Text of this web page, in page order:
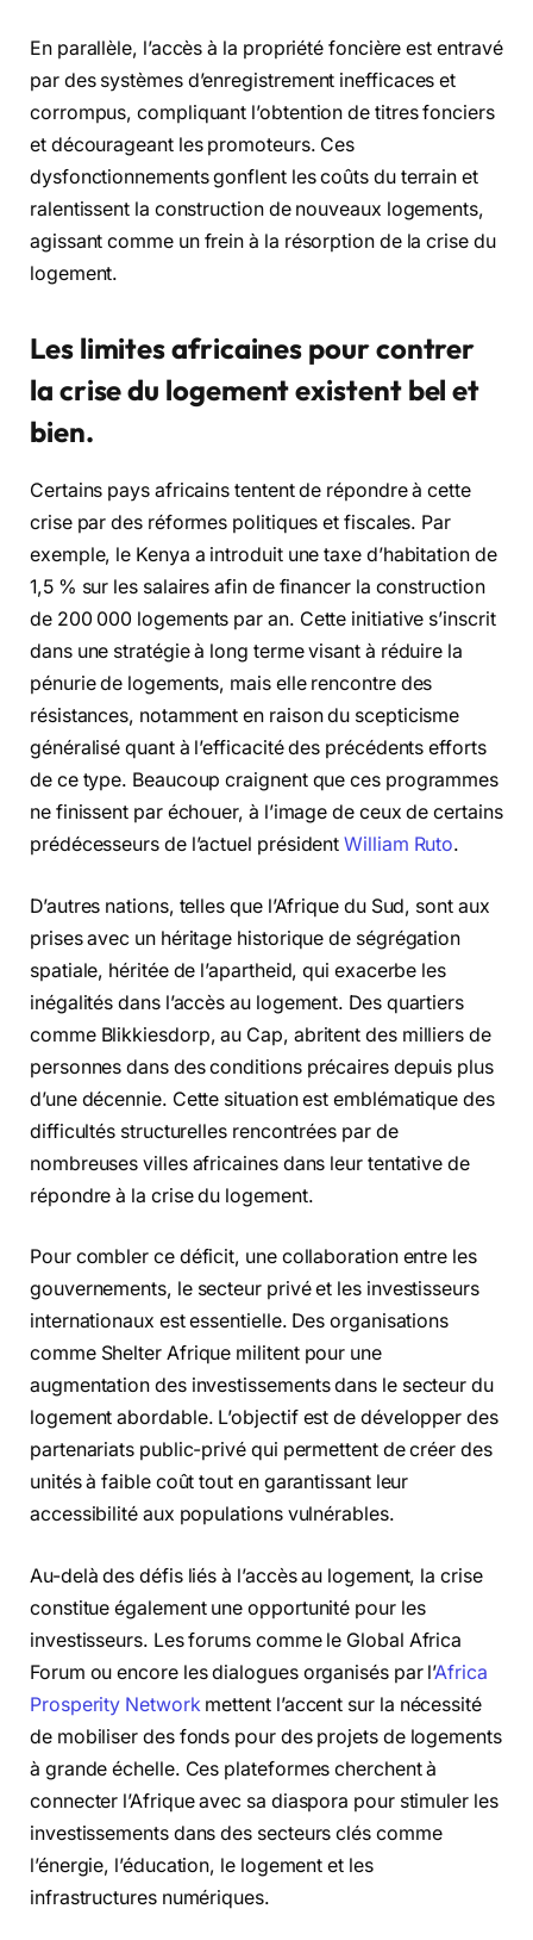
En parallèle, l’accès à la propriété foncière est entravé
par des systèmes d’enregistrement inefficaces et
corrompus, compliquant l’obtention de titres fonciers
et décourageant les promoteurs. Ces
dysfonctionnements gonflent les coûts du terrain et
ralentissent la construction de nouveaux logements,
agissant comme un frein à la résorption de la crise du
logement.
Les limites africaines pour contrer
la crise du logement existent bel et
bien.
Certains pays africains tentent de répondre à cette
crise par des réformes politiques et fiscales. Par
exemple, le Kenya a introduit une taxe d’habitation de
1,5 % sur les salaires afin de financer la construction
de 200 000 logements par an. Cette initiative s’inscrit
dans une stratégie à long terme visant à réduire la
pénurie de logements, mais elle rencontre des
résistances, notamment en raison du scepticisme
généralisé quant à l’efficacité des précédents efforts
de ce type. Beaucoup craignent que ces programmes
ne finissent par échouer, à l’image de ceux de certains
prédécesseurs de l’actuel présidentWilliam Ruto.
D’autres nations, telles que l’Afrique du Sud, sont aux
prises avec un héritage historique de ségrégation
spatiale, héritée de l’apartheid, qui exacerbe les
inégalités dans l’accès au logement. Des quartiers
comme Blikkiesdorp, au Cap, abritent des milliers de
personnes dans des conditions précaires depuis plus
d’une décennie. Cette situation est emblématique des
difficultés structurelles rencontrées par de
nombreuses villes africaines dans leur tentative de
répondre à la crise du logement.
Pour combler ce déficit, une collaboration entre les
gouvernements, le secteur privé et les investisseurs
internationaux est essentielle. Des organisations
comme Shelter Afrique militent pour une
augmentation des investissements dans le secteur du
logement abordable. L’objectif est de développer des
partenariats public-privé qui permettent de créer des
unités à faible coût tout en garantissant leur
accessibilité aux populations vulnérables.
Au-delà des défis liés à l’accès au logement, la crise
constitue également une opportunité pour les
investisseurs. Les forums comme le Global Africa
Forum ou encore les dialogues organisés par l’Africa
Prosperity Network mettent l’accent sur la nécessité
de mobiliser des fonds pour des projets de logements
à grande échelle. Ces plateformes cherchent à
connecter l’Afrique avec sa diaspora pour stimuler les
investissements dans des secteurs clés comme
l’énergie, l’éducation, le logement et les
infrastructures numériques.